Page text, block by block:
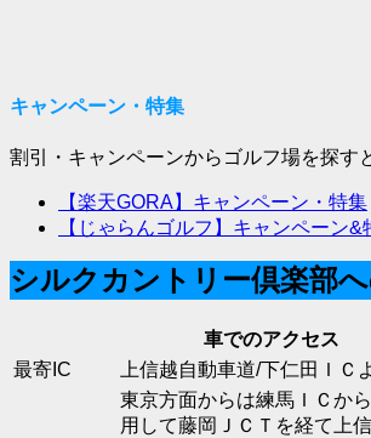
キャンペーン・特集
割引・キャンペーンからゴルフ場を探す
【楽天GORA】キャンペーン・特集
【じゃらんゴルフ】キャンペーン&
シルクカントリー倶楽部
車でのアクセス
最寄IC
上信越自動車道/下仁田ＩＣ
東京方面からは練馬ＩＣか
用して藤岡ＪＣＴを経て上